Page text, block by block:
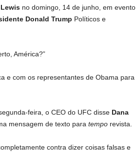
no domingo, 14 de junho, em evento
Donald Trump Políticos e
América?”
e com os representantes de Obama para
feira, o CEO do UFC disse Dana
mensagem de texto para temporevista.
contra dizer coisas falsas e